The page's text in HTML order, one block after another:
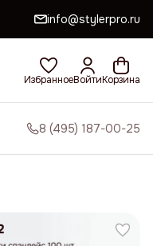
info@stylerpro.ru
ИзбранноеВойтиКорзина
8 (495) 187-00-25